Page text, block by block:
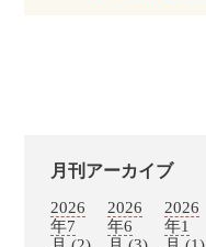
月刊アーカイブ
2026
年7
2026
年6
2026
年1